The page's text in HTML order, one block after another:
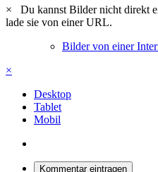
×
Du kannst Bilder nicht direkt
lade sie von einer URL.
Bilder von einer
×
Desktop
Tablet
Mobil
Kommentar eintragen